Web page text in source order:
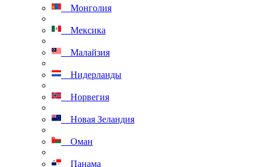
Монголия
Мексика
Малайзия
Нидерланды
Норвегия
Новая Зеландия
Оман
Панама